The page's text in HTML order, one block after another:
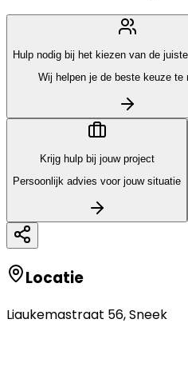
Hulp nodig bij het kiezen van de
Wij helpen je de beste keuze te
Krijg hulp bij jouw project
Persoonlijk advies voor jouw situatie
Locatie
Liaukemastraat 56,Sneek